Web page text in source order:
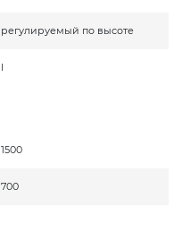
регулируемый по высоте
I
1500
700